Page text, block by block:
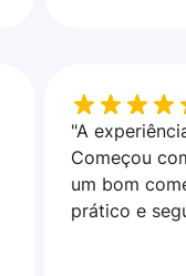
"A
Começou
um bom
prático e